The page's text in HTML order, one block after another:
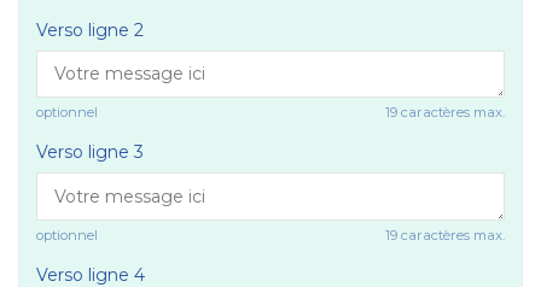
Verso ligne 2
optionnel 19 caractères max.
Verso ligne 3
optionnel 19 caractères max.
Verso ligne 4